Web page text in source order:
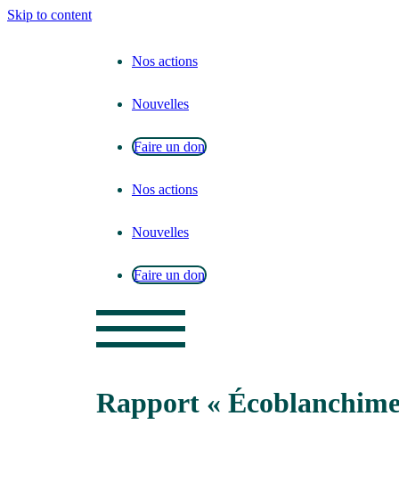
Skip to content
Nos actions
Nouvelles
Faire un don
Nos actions
Nouvelles
Faire un don
Rapport «